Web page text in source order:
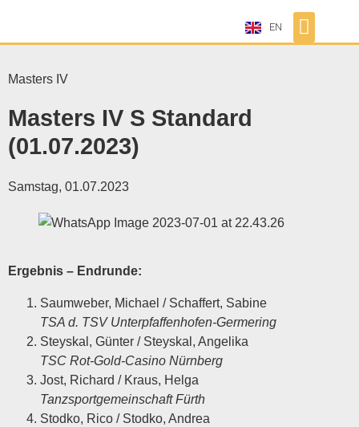
EN
Masters IV
Masters IV S Standard
(01.07.2023)
Samstag, 01.07.2023
Ergebnis – Endrunde:
Saumweber, Michael / Schaffert, Sabine
TSA d. TSV Unterpfaffenhofen-Germering
Steyskal, Günter / Steyskal, Angelika
TSC Rot-Gold-Casino Nürnberg
Jost, Richard / Kraus, Helga
Tanzsportgemeinschaft Fürth
Stodko, Rico / Stodko, Andrea